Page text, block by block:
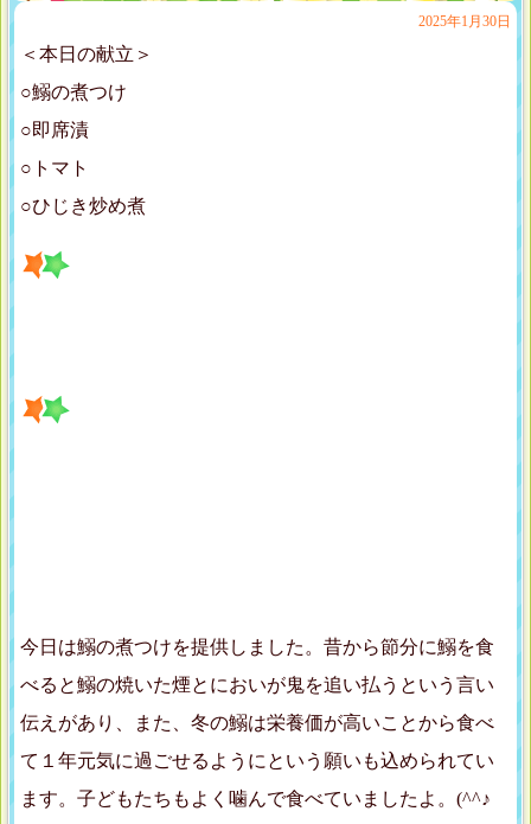
2025年1月30日
＜本日の献立＞
○鰯の煮つけ
○即席漬
○トマト
○ひじき炒め煮
今日は鰯の煮つけを提供しました。昔から節分に鰯を食
べると鰯の焼いた煙とにおいが鬼を追い払うという言い
伝えがあり、また、冬の鰯は栄養価が高いことから食べ
て１年元気に過ごせるようにという願いも込められてい
ます。子どもたちもよく噛んで食べていましたよ。(^^♪